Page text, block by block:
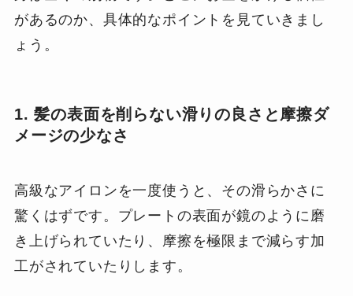
があるのか、具体的なポイントを見ていきまし
ょう。
1. 髪の表面を削らない滑りの良さと摩擦ダ
メージの少なさ
高級なアイロンを一度使うと、その滑らかさに
驚くはずです。プレートの表面が鏡のように磨
き上げられていたり、摩擦を極限まで減らす加
工がされていたりします。